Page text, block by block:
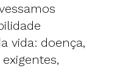
vida: doença,